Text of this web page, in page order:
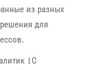
из разных
для
1С